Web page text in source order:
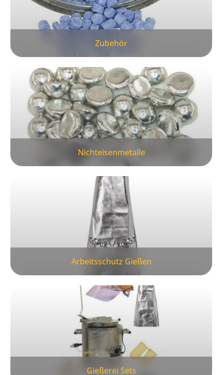
Zubehör
Nichteisenmetalle
Arbeitsschutz Gießen
Gießerei Sets